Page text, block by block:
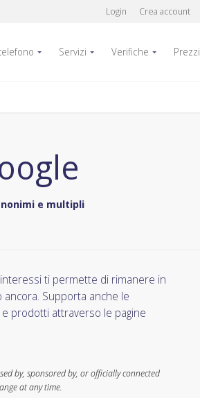
Login Crea account
Servizi Verifiche Prezzi
e multipli
ti permette di rimanere in
Supporta anche le
prodotti attraverso le pagine
by, sponsored by, or officially connected
at any time.